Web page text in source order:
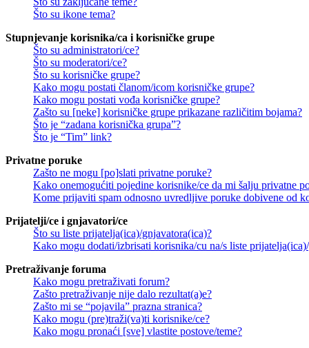
Što su ikone tema?
Stupnjevanje korisnika/ca i korisničke grupe
Što su administratori/ce?
Što su moderatori/ce?
Što su korisničke grupe?
Kako mogu postati članom/icom korisničke grupe?
Kako mogu postati vođa korisničke grupe?
Zašto su [neke] korisničke grupe prikazane različitim bojama?
Što je “zadana korisnička grupa”?
Što je “Tim” link?
Privatne poruke
Zašto ne mogu [po]slati privatne poruke?
Kako onemogućiti pojedine korisnike/ce da mi šalju privatne
Kome prijaviti spam odnosno uvredljive poruke dobivene od
Prijatelji/ce i gnjavatori/ce
Što su liste prijatelja(ica)/gnjavatora(ica)?
Kako mogu dodati/izbrisati korisnika/cu na/s liste
Pretraživanje foruma
Kako mogu pretraživati forum?
Zašto pretraživanje nije dalo rezultat(a)e?
Zašto mi se “pojavila” prazna stranica?
Kako mogu (pre)traži(va)ti korisnike/ce?
Kako mogu pronaći [sve] vlastite postove/teme?